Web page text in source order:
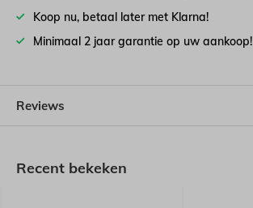
Koop nu, betaal later met Klarna!
Minimaal 2 jaar garantie op uw aankoop!
Reviews
Recent bekeken